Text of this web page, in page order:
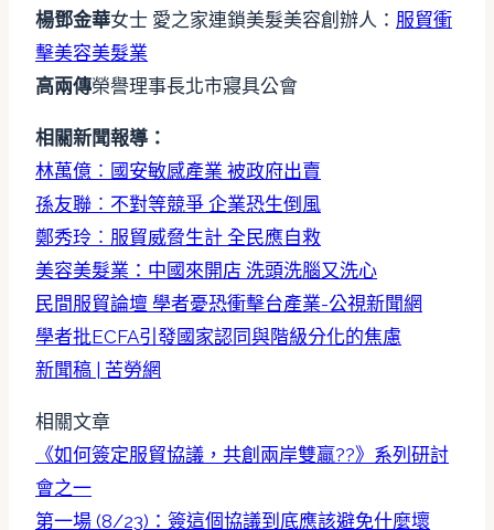
楊鄧金華女士 愛之家連鎖美髮美容創辦人： 服貿衝
擊美容美髮業
高兩傳榮譽理事長北市寢具公會
相關新聞報導：
林萬億︰國安敏感產業 被政府出賣
孫友聯︰不對等競爭 企業恐生倒風
鄭秀玲︰服貿威脅生計 全民應自救
美容美髮業：中國來開店 洗頭洗腦又洗心
民間服貿論壇 學者憂恐衝擊台產業-公視新聞網
學者批ECFA引發國家認同與階級分化的焦慮
新聞稿 | 苦勞網
相關文章
《如何簽定服貿協議，共創兩岸雙贏??》系列研討
會之一
第一場 (8/23)：簽這個協議到底應該避免什麼壞